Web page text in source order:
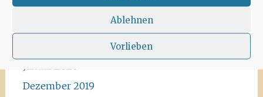
Ablehnen
Vorlieben
April 2020
Januar 2020
Dezember 2019